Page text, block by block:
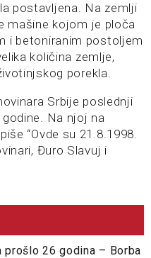
postavljena. Na zemlji
mašine kojom je ploča
i betoniranim postoljem
količina zemlje,
porekla.
Srbije poslednji
Na njoj na
“Ovde su 21.8.1998.
Đuro Slavuj i
prošlo 26 godina – Borba